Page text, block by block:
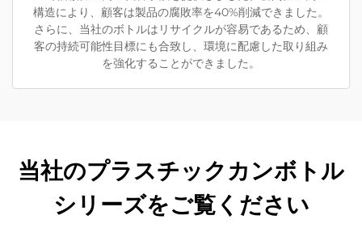
構造により、顧客は製品の腐敗率を40%削減できました。
さらに、当社のボトルはリサイクルが容易であるため、顧
客の持続可能性目標にも合致し、環境に配慮した取り組み
を強化することができました。
当社のプラスチックカンボトル
シリーズをご覧ください